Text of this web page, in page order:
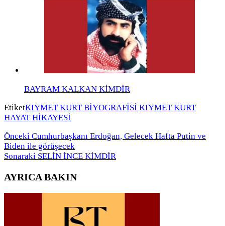
BAYRAM KALKAN KİMDİR
EtiketKIYMET KURT BİYOGRAFİSİ KIYMET KURT
HAYAT HİKAYESİ
Önceki Cumhurbaşkanı Erdoğan, Gelecek Hafta Putin ve
Biden ile görüşecek
Sonaraki SELİN İNCE KİMDİR
AYRICA BAKIN